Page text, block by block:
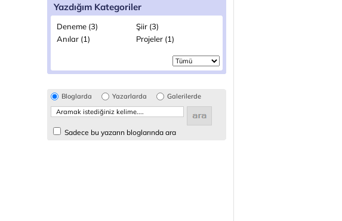
Yazdığım Kategoriler
Deneme (3)
Şiir (3)
Anılar (1)
Projeler (1)
Bloglarda Yazarlarda Galerilerde
Sadece bu yazarın bloglarında ara